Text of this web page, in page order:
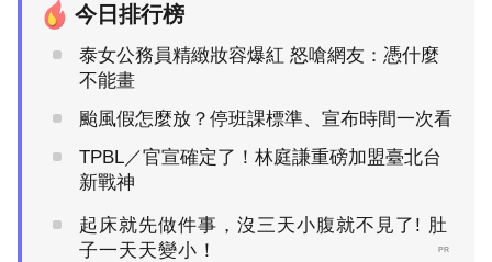
今日排行榜
泰女公務員精緻妝容爆紅 怒嗆網友：憑什麼
不能畫
颱風假怎麼放？停班課標準、宣布時間一次看
TPBL／官宣確定了！林庭謙重磅加盟臺北台
新戰神
起床就先做件事，沒三天小腹就不見了! 肚
子一天天變小！
PR